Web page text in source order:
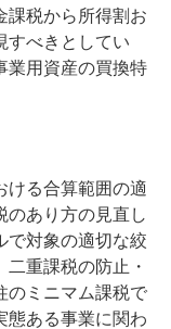
課税から所得割お
すべきとしてい
業用資産の買換特
ける合算範囲の適
のあり方の見直し
で対象の適切な絞
重課税の防止・
のミニマム課税で
態ある事業に関わ